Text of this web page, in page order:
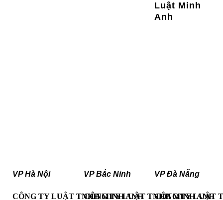
Luật Minh
Anh
VP Hà Nội
CÔNG TY LUẬT TNHH MINH ANH
VP Bắc Ninh
CÔNG TY LUẬT TNHH MINH ANH
VP Đà Nẵng
CÔNG TY LUẬT